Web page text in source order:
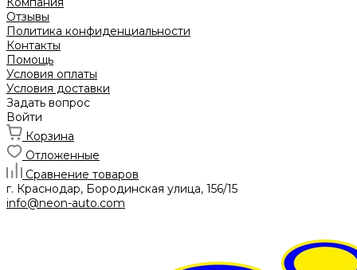
Отзывы
Политика конфиденциальности
Контакты
Помощь
Условия оплаты
Условия доставки
Задать вопрос
Войти
Корзина
Отложенные
Сравнение товаров
г. Краснодар, Бородинская улица, 156/15
info@neon-auto.com